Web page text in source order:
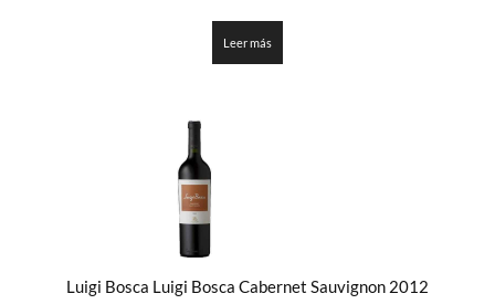
Leer más
Luigi Bosca Luigi Bosca Cabernet Sauvignon 2012